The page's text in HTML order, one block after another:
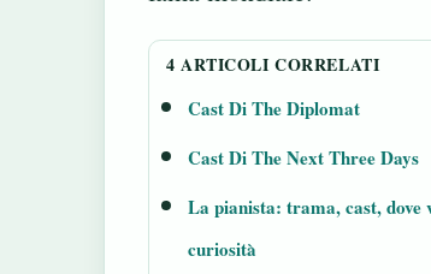
4 ARTICOLI CORRELATI
Cast Di The Diplomat
Cast Di The Next Three Days
La pianista: trama, cast, dove
curiosità